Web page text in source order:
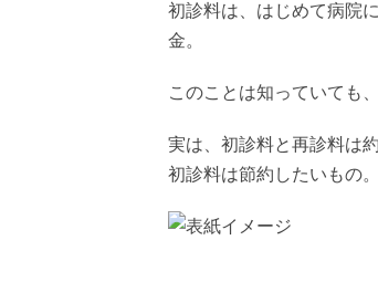
初診料は、はじめて病院
金。
このことは知っていても
実は、初診料と再診料は
初診料は節約したいもの